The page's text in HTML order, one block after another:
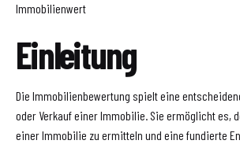
Immobilienwert
Einleitung
Die Immobilienbewertung spielt eine
oder Verkauf einer Immobilie. Sie ermöglicht es,
einer Immobilie zu ermitteln und eine fundierte